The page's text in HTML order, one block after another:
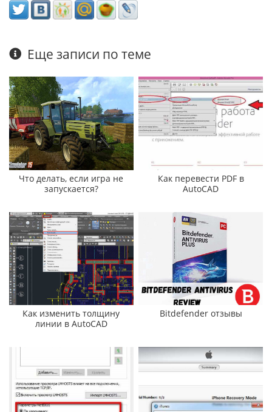
Еще записи по теме
Что делать, если игра не
запускается?
Как перевести PDF в
AutoCAD
Как изменить толщину
линии в AutoCAD
Bitdefender отзывы